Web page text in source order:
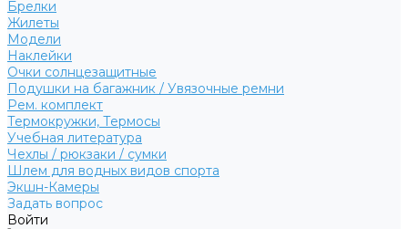
Брелки
Жилеты
Модели
Наклейки
Очки солнцезащитные
Подушки на багажник / Увязочные ремни
Рем. комплект
Термокружки, Термосы
Учебная литература
Чехлы / рюкзаки / сумки
Шлем для водных видов спорта
Экшн-Камеры
Задать вопрос
Войти